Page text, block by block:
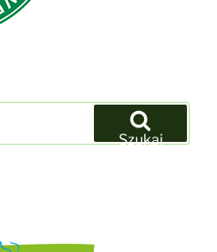
Szukaj